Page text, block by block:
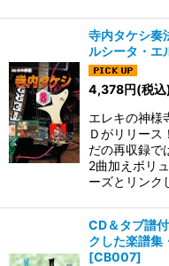
寺内タケシ
ルシータ・エ
4,378円(税込
エレキの神様
Ｄがリリース
だの再収録で
2曲加えボリ
ーズとリンク
CD＆タブ譜
クした楽譜集
[CB007]